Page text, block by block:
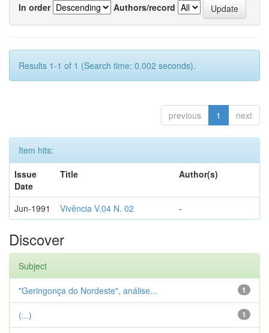
In order
Authors/record
Results 1-1 of 1 (Search time: 0.002 seconds).
previous 1 next
Item hits:
Issue
Date
Title Author(s)
Jun-1991 Vivência V.04 N. 02 -
Discover
Subject
1
"Geringonça do Nordeste", análise...
1
(...)